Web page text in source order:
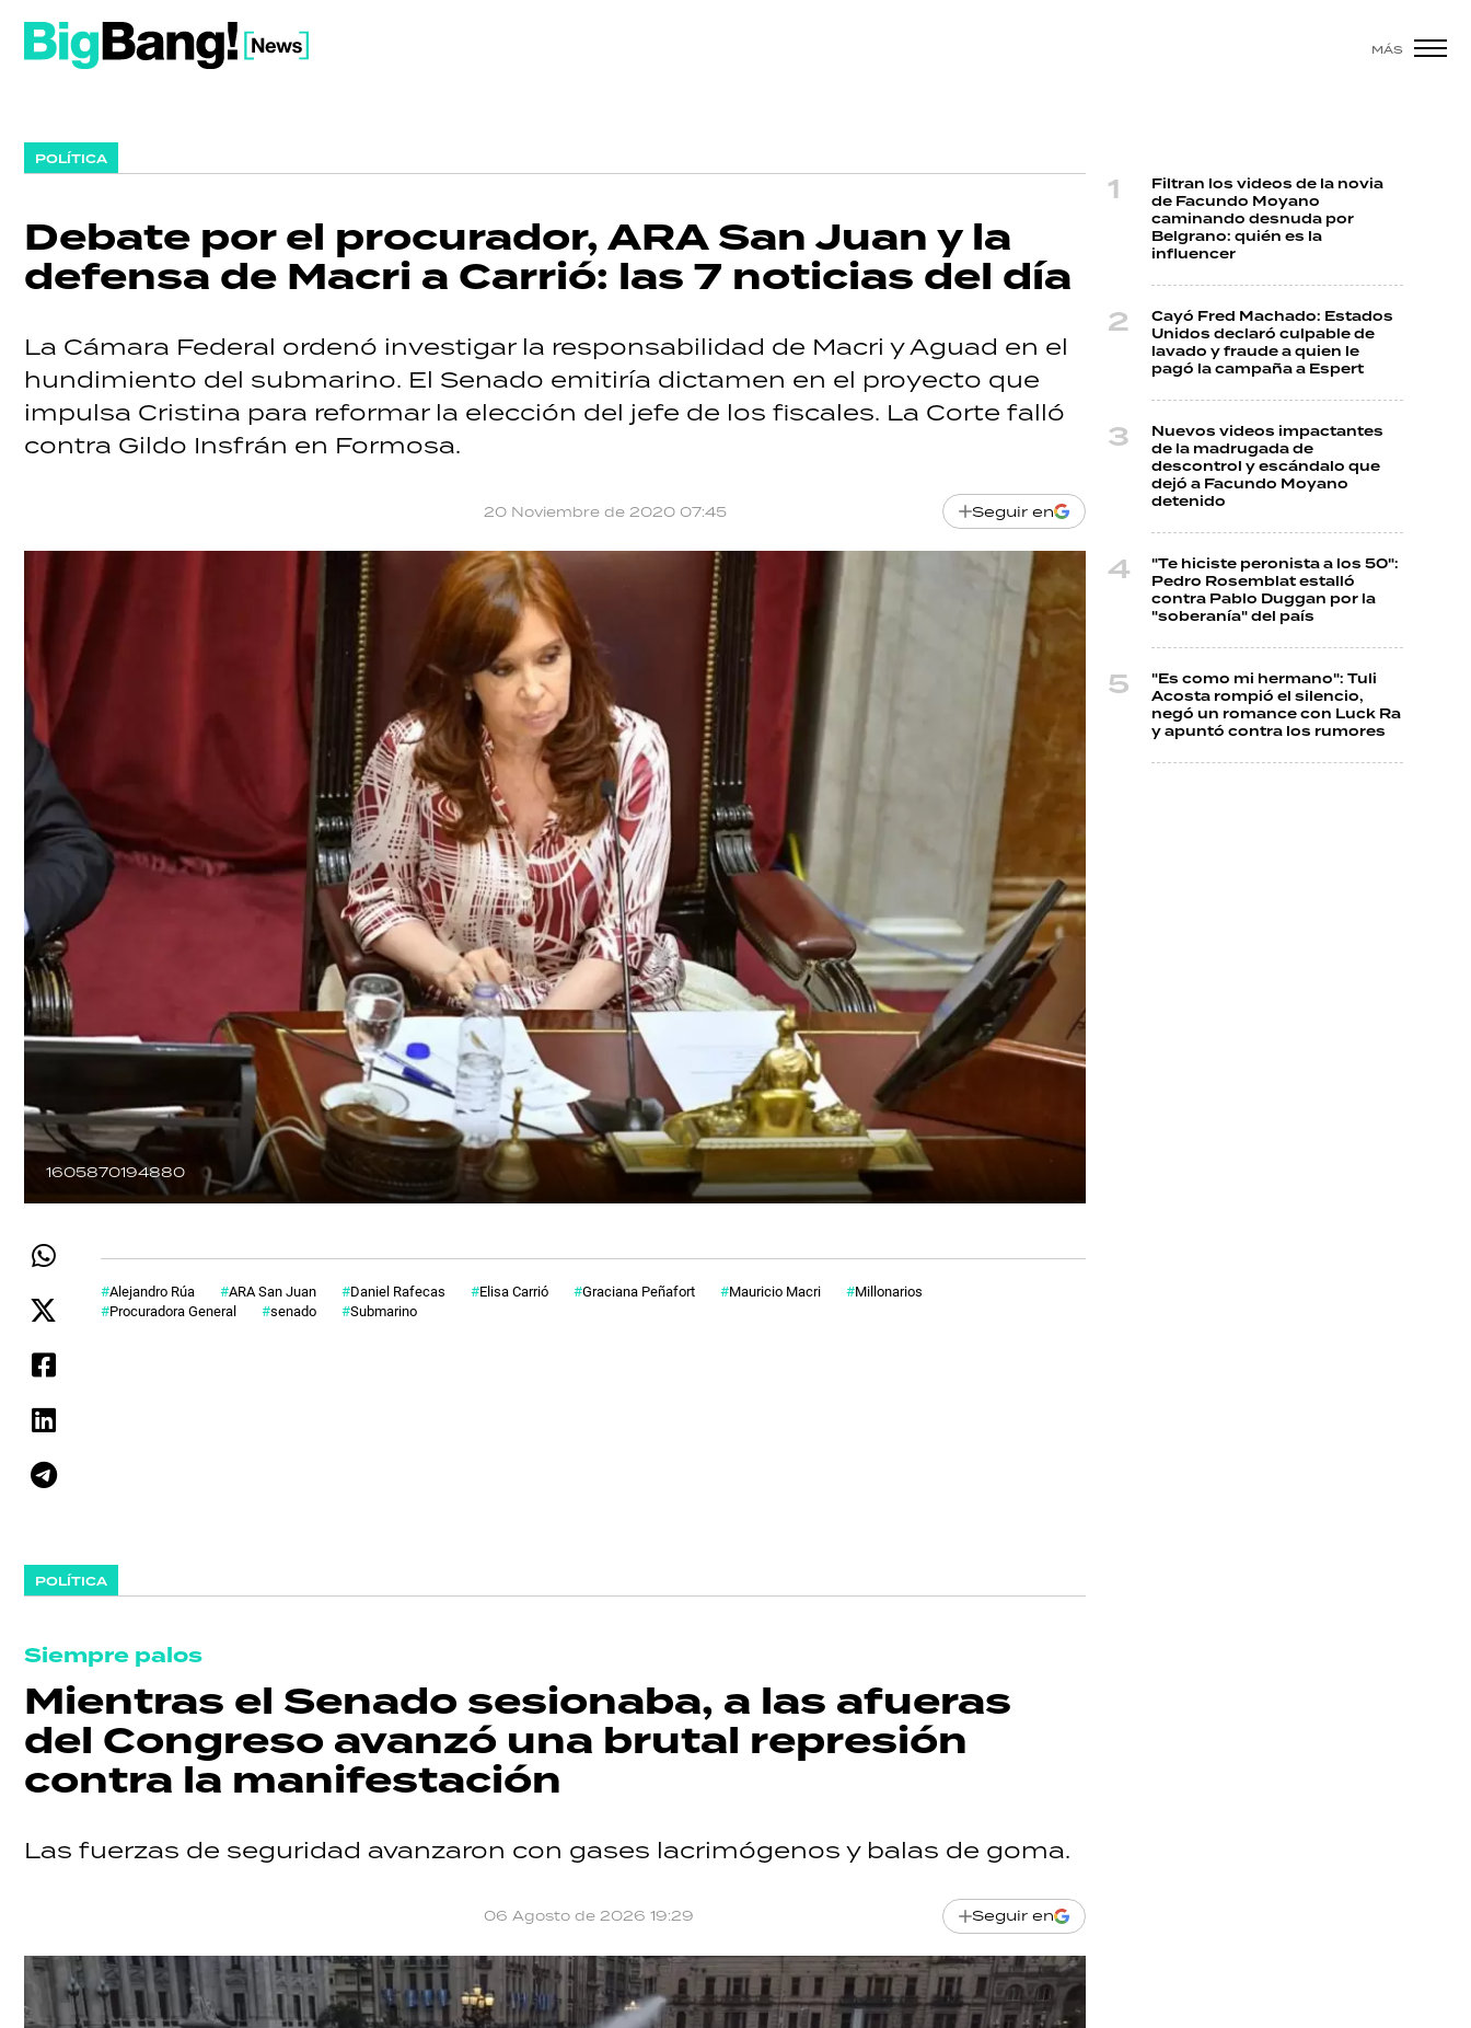
MÁS
POLÍTICA
Debate por el procurador, ARA San Juan y la
defensa de Macri a Carrió: las 7 noticias del día
La Cámara Federal ordenó investigar la responsabilidad de Macri y Aguad en el
hundimiento del submarino. El Senado emitiría dictamen en el proyecto que
impulsa Cristina para reformar la elección del jefe de los fiscales. La Corte falló
contra Gildo Insfrán en Formosa.
20 Noviembre de 2020 07:45 Seguir en
1605870194880
Alejandro Rúa ARA San Juan Daniel Rafecas Elisa Carrió Graciana Peñafort Mauricio Macri
Millonarios
Procuradora General
senado Submarino
POLÍTICA
Siempre palos
Mientras el Senado sesionaba, a las afueras
del Congreso avanzó una brutal represión
contra la manifestación
Las fuerzas de seguridad avanzaron con gases lacrimógenos y balas de goma.
06 Agosto de 2026 19:29 Seguir en
Filtran los videos de la novia
de Facundo Moyano
caminando desnuda por
Belgrano: quién es la
influencer
Cayó Fred Machado: Estados
Unidos declaró culpable de
lavado y fraude a quien le
pagó la campaña a Espert
Nuevos videos impactantes
de la madrugada de
descontrol y escándalo que
dejó a Facundo Moyano
detenido
"Te hiciste peronista a los 50":
Pedro Rosemblat estalló
contra Pablo Duggan por la
"soberanía" del país
"Es como mi hermano": Tuli
Acosta rompió el silencio,
negó un romance con Luck Ra
y apuntó contra los rumores